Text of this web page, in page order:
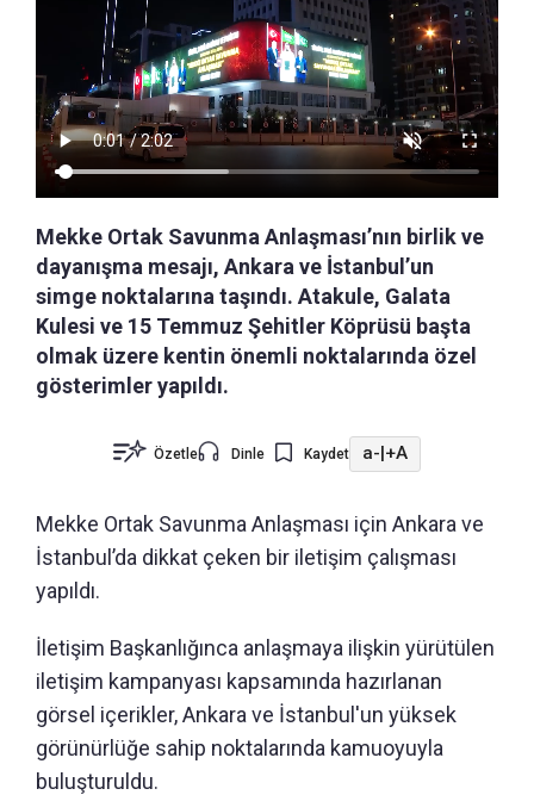
Mekke Ortak Savunma Anlaşması’nın birlik ve
dayanışma mesajı, Ankara ve İstanbul’un
simge noktalarına taşındı. Atakule, Galata
Kulesi ve 15 Temmuz Şehitler Köprüsü başta
olmak üzere kentin önemli noktalarında özel
gösterimler yapıldı.
Özetle Dinle Kaydet a- +A
Mekke Ortak Savunma Anlaşması için Ankara ve
İstanbul’da dikkat çeken bir iletişim çalışması
yapıldı.
İletişim Başkanlığınca anlaşmaya ilişkin yürütülen
iletişim kampanyası kapsamında hazırlanan
görsel içerikler, Ankara ve İstanbul'un yüksek
görünürlüğe sahip noktalarında kamuoyuyla
buluşturuldu.